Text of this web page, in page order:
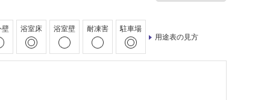
壁 浴室床 浴室壁 耐凍害
駐車場
用途表の見方